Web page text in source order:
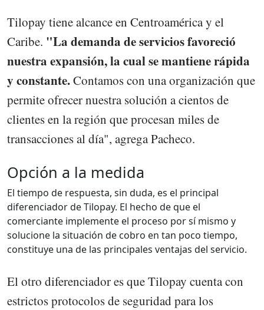
Tilopay tiene alcance en Centroamérica y el
Caribe. "La demanda de servicios favoreció
nuestra expansión, la cual se mantiene rápida
y constante.Contamos con una organización que
permite ofrecer nuestra solución a cientos de
clientes en la región que procesan miles de
transacciones al día", agrega Pacheco.
Opción a la medida
El tiempo de respuesta, sin duda, es el principal
diferenciador de Tilopay. El hecho de que el
comerciante implemente el proceso por sí mismo y
solucione la situación de cobro en tan poco tiempo,
constituye una de las principales ventajas del servicio.
El otro diferenciador es que Tilopay cuenta con
estrictos protocolos de seguridad para los